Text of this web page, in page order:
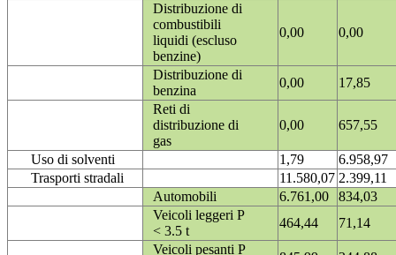
Distribuzione di
combustibili
liquidi (escluso
benzine)
0,00 0,00
Distribuzione di
benzina
0,00
17,85
Reti di
distribuzione di
gas
0,00 657,55
Uso di solventi 1,79
6.958,97
Trasporti stradali
11.580,07 2.399,11
Automobili
6.761,00
834,03
Veicoli leggeri P
< 3.5 t
464,44
71,14
Veicoli pesanti P